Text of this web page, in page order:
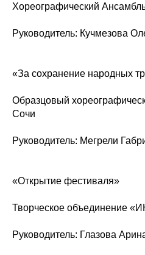
Хореографический
Руководитель: Кучмезова
«За сохранение народных
Образцовый
Сочи
Руководитель: Мегрели
«Открытие фестиваля»
Творческое объединение
Руководитель: Глазова